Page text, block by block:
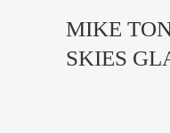
MIKE
SKIES